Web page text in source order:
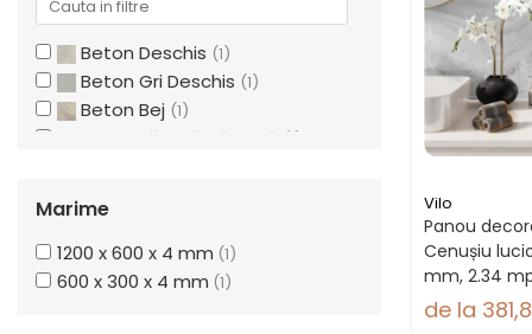
Plinte MDF Premium
Accesorii Plinte
Terminatii Plinta
Colt Exterior Plinta
Accesorii
Accesorii Lambriuri
Accesorii Riflaje Decorative
Beton Deschis (1)
Beton Gri Deschis (1)
Beton Bej (1)
Marmură Albă Zăpadă (1)
Marmură Neagră Calacatta
Marmură Albă Calacatta
Gri Cenușiu(1)
Piatră Gri Închis(1)
Marime
1200 x 600 x 4 mm (1)
600 x 300 x 4 mm (1)
Vilo
Panou
Cenușiu
mm, 2.34
panouri)
de la